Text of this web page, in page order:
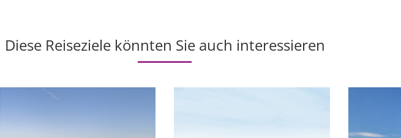
Diese Reiseziele könnten Sie auch interessieren